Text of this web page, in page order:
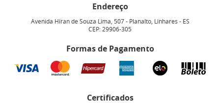
Endereço
Avenida Hiran de Souza Lima, 507- Planalto, Linhares - ES
CEP: 29906-305
Formas de Pagamento
Certificados